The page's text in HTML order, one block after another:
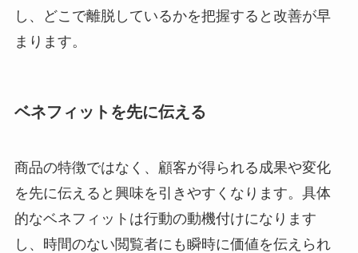
し、どこで離脱しているかを把握すると改善が早
まります。
ベネフィットを先に伝える
商品の特徴ではなく、顧客が得られる成果や変化
を先に伝えると興味を引きやすくなります。具体
的なベネフィットは行動の動機付けになります
し、時間のない閲覧者にも瞬時に価値を伝えられ